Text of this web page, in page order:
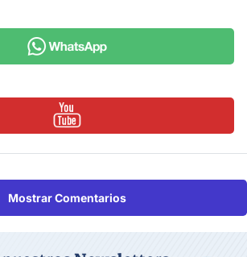
Mostrar Comentarios